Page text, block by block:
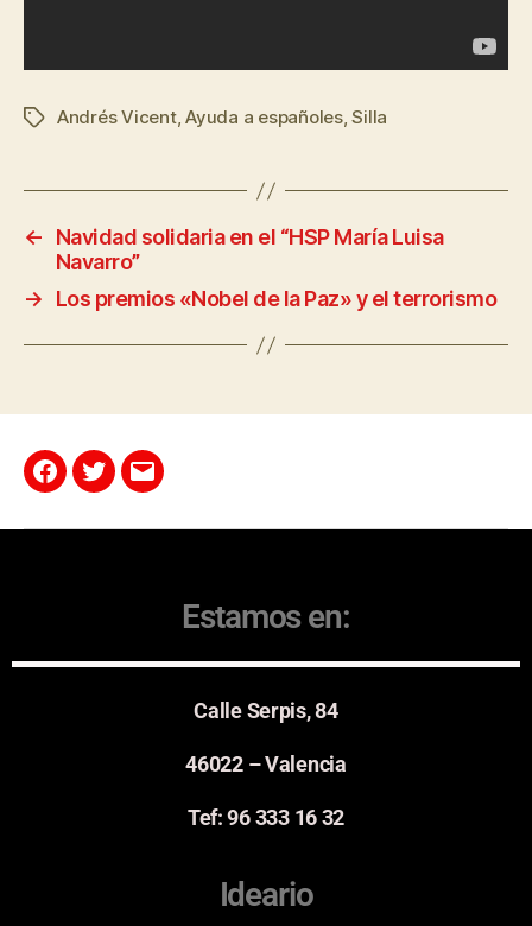
Andrés Vicent,Ayuda a españoles,Silla
←
Navidad solidaria en el “HSP María Luisa
Navarro”
→
Los premios «Nobel de la Paz» y el terrorismo
Estamos en:
Calle Serpis, 84
46022 – Valencia
Tef: 96 333 16 32
Ideario